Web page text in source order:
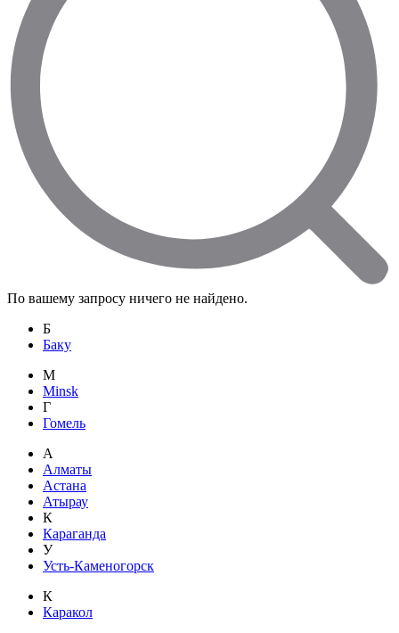
По вашему запросу ничего не найдено.
Б
Баку
M
Minsk
Г
Гомель
А
Алматы
Астана
Атырау
К
Караганда
У
Усть-Каменогорск
К
Каракол